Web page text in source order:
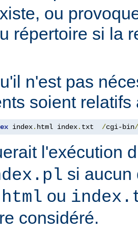
ou
répertoire si la
n'est pas
soient relatifs
index. html index. txt /cgi-bin/
l'exécution
si aucun
ou
considéré.